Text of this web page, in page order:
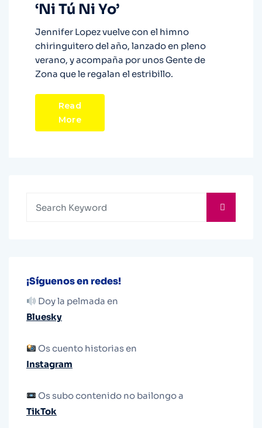
‘Ni Tú Ni Yo’
Jennifer Lopez vuelve con el himno
chiringuitero del año, lanzado en pleno
verano, y acompaña por unos Gente de
Zona que le regalan el estribillo.
Read
More
¡Síguenos en redes!
Doy la pelmada en
Bluesky
Os cuento historias en
Instagram
Os subo contenido no bailongo a
TikTok